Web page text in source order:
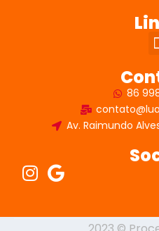
86
Av. Raimundo